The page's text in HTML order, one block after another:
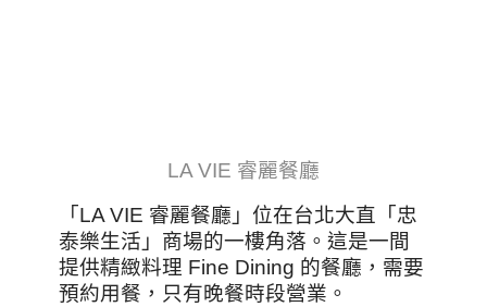
LA VIE 睿麗餐廳
「LA VIE 睿麗餐廳」位在台北大直「忠
泰樂生活」商場的一樓角落。這是一間
提供精緻料理 Fine Dining 的餐廳，需要
預約用餐，只有晚餐時段營業。